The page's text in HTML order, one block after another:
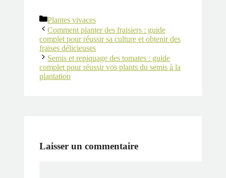
Catégories
Plantes vivaces
Comment planter des fraisiers : guide
complet pour réussir sa culture et obtenir des
fraises délicieuses
Semis et repiquage des tomates : guide
complet pour réussir vos plants du semis à la
plantation
Laisser un commentaire